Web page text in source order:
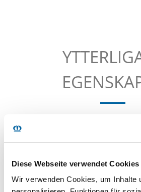
Diese Webseite verwendet Cookies
Wir verwenden Cookies, um Inhalte